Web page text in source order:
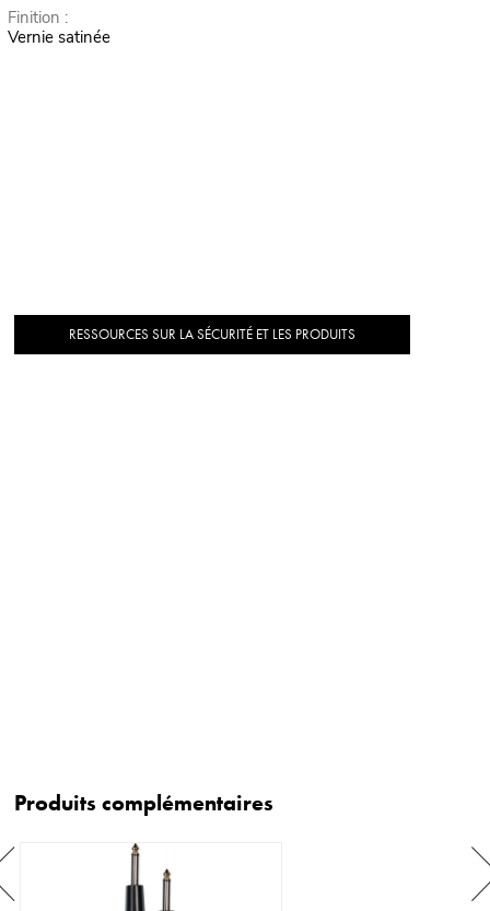
Finition :
Vernie satinée
RESSOURCES SUR LA SÉCURITÉ ET LES PRODUITS
Produits complémentaires